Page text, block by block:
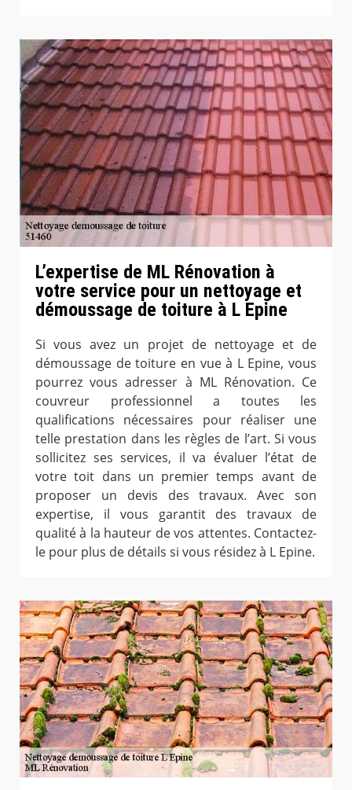
L’expertise de ML Rénovation à
votre service pour un nettoyage et
démoussage de toiture à L Epine
Si vous avez un projet de nettoyage et de
démoussage de toiture en vue à L Epine, vous
pourrez vous adresser à ML Rénovation. Ce
couvreur professionnel a toutes les
qualifications nécessaires pour réaliser une
telle prestation dans les règles de l’art. Si vous
sollicitez ses services, il va évaluer l’état de
votre toit dans un premier temps avant de
proposer un devis des travaux. Avec son
expertise, il vous garantit des travaux de
qualité à la hauteur de vos attentes. Contactez-
le pour plus de détails si vous résidez à L Epine.